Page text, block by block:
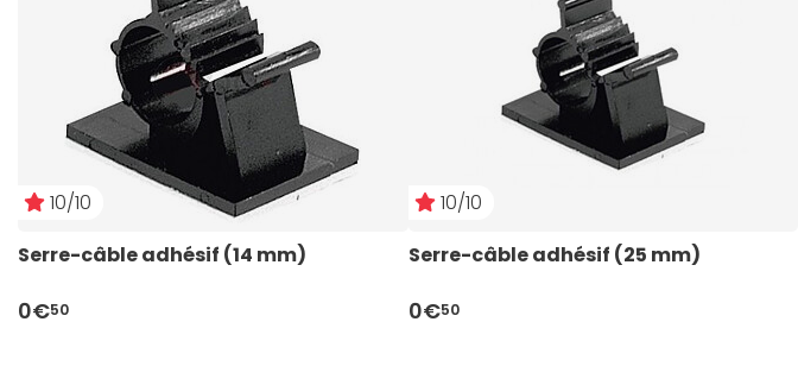
10/10
Serre-câble adhésif (14 mm)
0€50
10/10
Serre-câble adhésif (25 mm)
0€50